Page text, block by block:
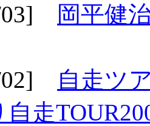
03]
岡平健
02]
自走ツ
自走